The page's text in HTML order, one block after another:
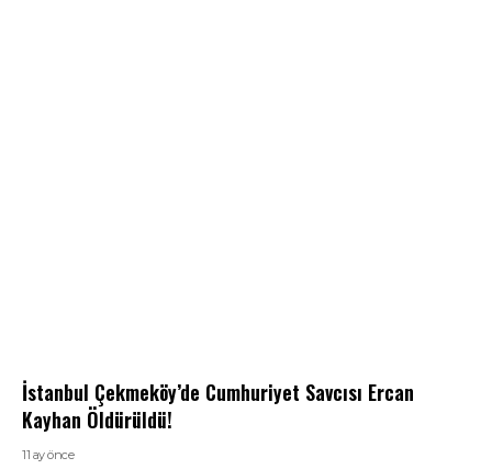
İstanbul Çekmeköy’de Cumhuriyet Savcısı Ercan
Kayhan Öldürüldü!
11 ay önce